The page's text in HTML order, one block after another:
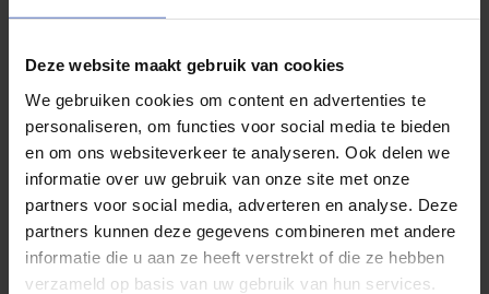
Deze website maakt gebruik van cookies
We gebruiken cookies om content en advertenties te
personaliseren, om functies voor social media te bieden
en om ons websiteverkeer te analyseren. Ook delen we
informatie over uw gebruik van onze site met onze
partners voor social media, adverteren en analyse. Deze
partners kunnen deze gegevens combineren met andere
informatie die u aan ze heeft verstrekt of die ze hebben
verzameld op basis van uw gebruik van hun services.